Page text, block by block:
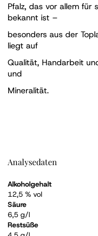
Pfalz, das vor allem für
bekannt ist –
besonders aus der
liegt auf
Qualität, Handarbeit
und
Mineralität.
Analysedaten
Alkoholgehalt
12,5 % vol
Säure
6,5 g/l
Restsüße